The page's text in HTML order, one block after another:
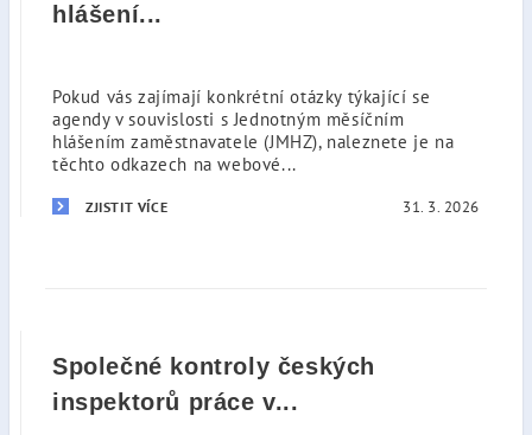
hlášení...
Pokud vás zajímají konkrétní otázky týkající se
agendy v souvislosti s Jednotným měsíčním
hlášením zaměstnavatele (JMHZ), naleznete je na
těchto odkazech na webové...
ZJISTIT VÍCE 31. 3. 2026
Společné kontroly českých
inspektorů práce v...